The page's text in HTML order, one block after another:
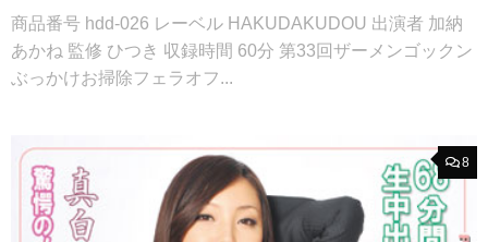
商品番号 hdd-026 レーベル HAKUDAKUDOU 出演者 加納
あかね 監修 ひつき 収録時間 60分 第33回ザーメンゴックン
ぶっかけお掃除フェラオフ...
8